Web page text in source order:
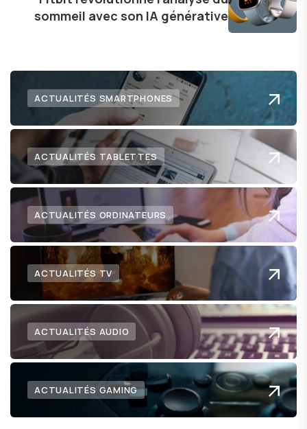
sommeil avec son IA générative
ACTUALITÉS SMARTPHONES
ACTUALITÉS TABLETTES
ACTUALITÉS ORDINATEURS
ACTUALITÉS TV
ACTUALITÉS AUDIO
ACTUALITÉS GAMING